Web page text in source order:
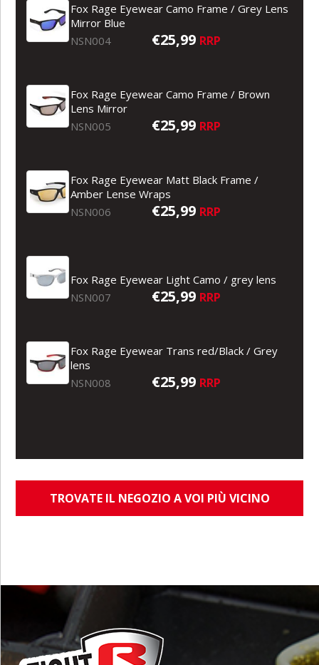
Fox Rage Eyewear Camo Frame / Grey Lens
Mirror Blue
NSN004
€25,99 RRP
Fox Rage Eyewear Camo Frame / Brown
Lens Mirror
NSN005
€25,99 RRP
Fox Rage Eyewear Matt Black Frame /
Amber Lense Wraps
NSN006
€25,99 RRP
Fox Rage Eyewear Light Camo / grey lens
NSN007
€25,99 RRP
Fox Rage Eyewear Trans red/Black / Grey
lens
NSN008
€25,99 RRP
TROVATE IL NEGOZIO A VOI PIÙ VICINO